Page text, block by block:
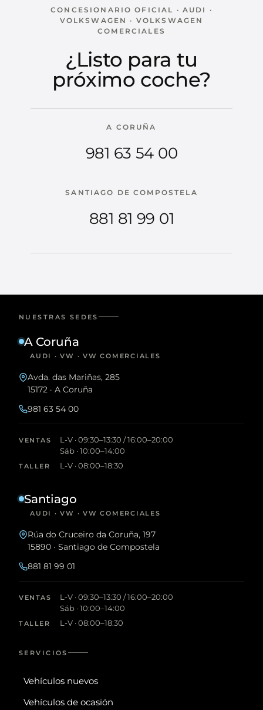
CONCESIONARIO OFICIAL · AUDI ·
VOLKSWAGEN · VOLKSWAGEN
COMERCIALES
¿Listo para tu
próximo coche?
A CORUÑA
981 63 54 00
SANTIAGO DE COMPOSTELA
881 81 99 01
NUESTRAS SEDES
A Coruña
AUDI · VW · VW COMERCIALES
Avda. das Mariñas, 285
15172 · A Coruña
981 63 54 00
VENTAS
L-V · 09:30–13:30 / 16:00–20:00
Sáb · 10:00–14:00
TALLER L-V · 08:00–18:30
Santiago
AUDI · VW · VW COMERCIALES
Rúa do Cruceiro da Coruña, 197
15890 · Santiago de Compostela
881 81 99 01
VENTAS
L-V · 09:30–13:30 / 16:00–20:00
Sáb · 10:00–14:00
TALLER L-V · 08:00–18:30
SERVICIOS
Vehículos nuevos
Vehículos de ocasión